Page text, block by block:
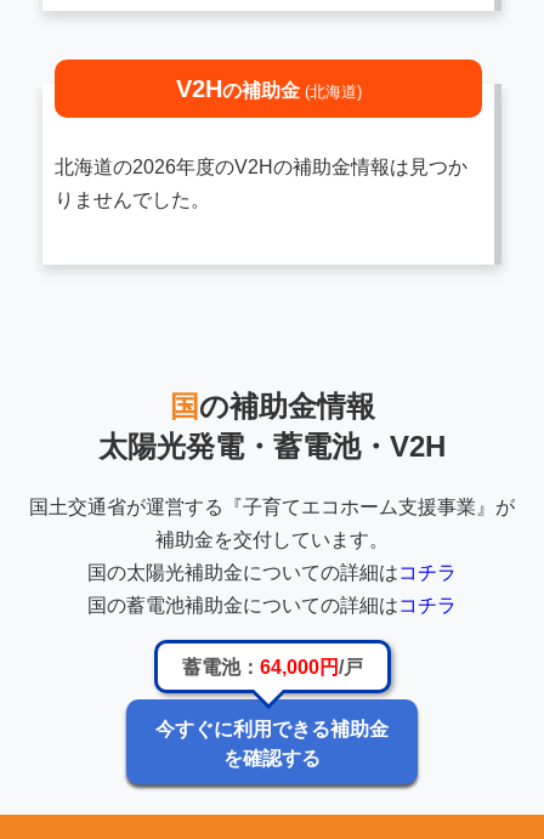
V2Hの補助金 (北海道)
北海道の2026年度のV2Hの補助金情報は見つか
りませんでした。
国の補助金情報
太陽光発電・蓄電池・V2H
国土交通省が運営する『子育てエコホーム支援事業』が
補助金を交付しています。
国の太陽光補助金についての詳細はコチラ
国の蓄電池補助金についての詳細はコチラ
蓄電池： 64,000円/戸
今すぐに利用できる補助金
を確認する